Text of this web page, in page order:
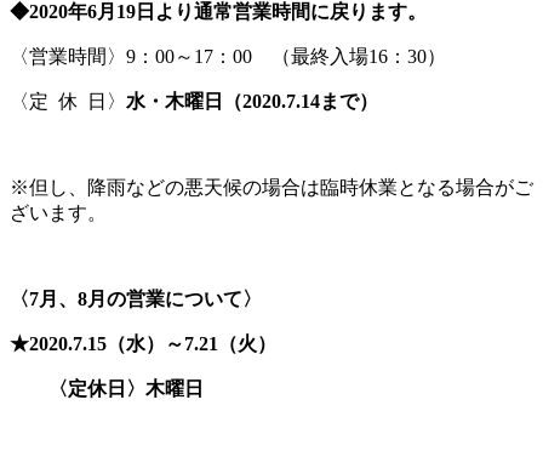
◆2020年6月19日より通常営業時間に戻ります。
〈営業時間〉9：00～17：00 （最終入場16：30）
〈定 休 日〉 水・木曜日（2020.7.14まで）
※但し、降雨などの悪天候の場合は臨時休業となる場合がご
ざいます。
〈7月、8月の営業について〉
★2020.7.15（水）～7.21（火）
〈定休日〉木曜日